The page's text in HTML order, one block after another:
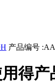
产品编号
得产